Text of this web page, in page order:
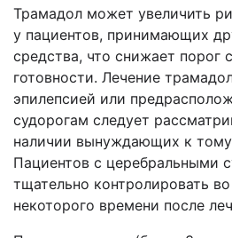
Трамадол может увеличить
у пациентов, принимающих
средства, что снижает порог
готовности. Лечение
эпилепсией или
судорогам следует
наличии вынуждающих к тому
Пациентов с церебральными
тщательно контролировать
некоторого времени после